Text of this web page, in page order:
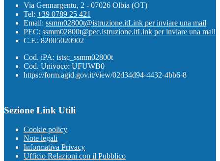
Via Gennargentu, 2 - 07026 Olbia (OT)
Tel: +39 0789 25 421
Email: ssmm02800t@istruzione.itLink per inviare una mail
PEC: ssmm02800t@pec.istruzione.itLink per inviare una mail
C.F.: 82005020902
Cod. iPA: istsc_ssmm02800t
Cod. Univoco: UFUWB0
https://form.agid.gov.it/view/02d34d94-4432-4bb6-8
Sezione Link Utili
Cookie policy
Note legali
Informativa Privacy
Ufficio Relazioni con il Pubblico